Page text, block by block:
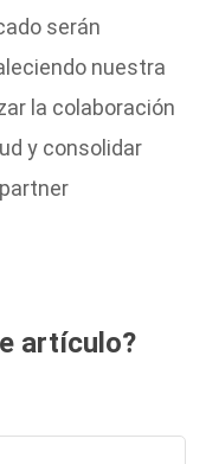
serán
nuestra
la colaboración
y consolidar
artículo?